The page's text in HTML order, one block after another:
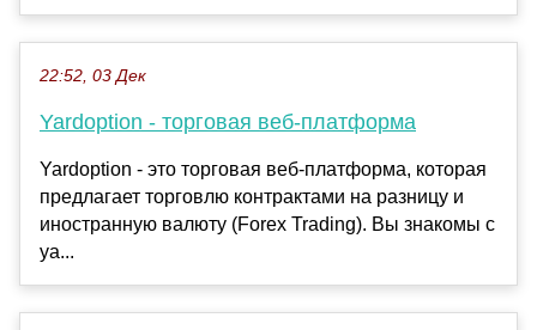
22:52, 03 Дек
Yardoption - торговая веб-платформа
Yardoption - это торговая веб-платформа, которая
предлагает торговлю контрактами на разницу и
иностранную валюту (Forex Trading). Вы знакомы с
ya...